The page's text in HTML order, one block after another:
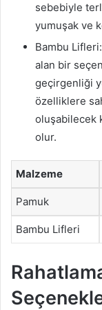
sebebiyle
yumuşak ve
Bambu
alan bir
geçirgenliği
özelliklere
oluşabilecek
olur.
Malzeme
Pamuk
Bambu Lifleri